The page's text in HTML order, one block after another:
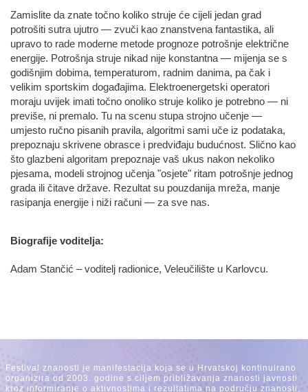
Zamislite da znate točno koliko struje će cijeli jedan grad
potrošiti sutra ujutro — zvuči kao znanstvena fantastika, ali
upravo to rade moderne metode prognoze potrošnje električne
energije. Potrošnja struje nikad nije konstantna — mijenja se s
godišnjim dobima, temperaturom, radnim danima, pa čak i
velikim sportskim događajima. Elektroenergetski operatori
moraju uvijek imati točno onoliko struje koliko je potrebno — ni
previše, ni premalo. Tu na scenu stupa strojno učenje —
umjesto ručno pisanih pravila, algoritmi sami uče iz podataka,
prepoznaju skrivene obrasce i predviđaju budućnost. Slično kao
što glazbeni algoritam prepoznaje vaš ukus nakon nekoliko
pjesama, modeli strojnog učenja "osjete" ritam potrošnje jednog
grada ili čitave države. Rezultat su pouzdanija mreža, manje
rasipanja energije i niži računi — za sve nas.
Biografije voditelja:
Adam Stančić – voditelj radionice, Veleučilište u Karlovcu.
Festival znanosti je manifestacija koja se u Hrvatskoj kontinuirano
organizira od 2003. godine s ciljem približavanja znanosti javnosti
kroz informiranje o aktivnostima i rezultatima na području znanosti,